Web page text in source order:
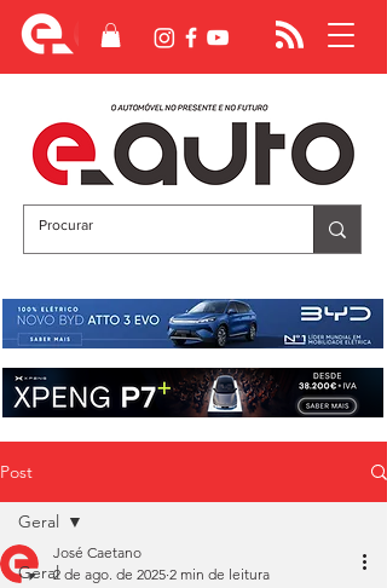
Post
Geral
Geral
José Caetano
2 de ago. de 2025 2 min de leitura